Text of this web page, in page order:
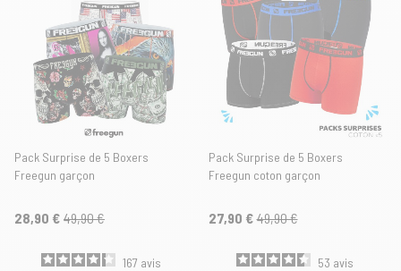
Pack Surprise de 5 Boxers
Freegun garçon
28,90 € 49,90 €
167 avis
Pack Surprise de 5 Boxers
Freegun coton garçon
27,90 € 49,90 €
53 avis